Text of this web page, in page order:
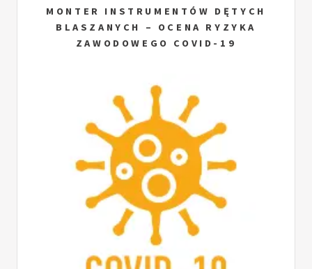
MONTER INSTRUMENTÓW DĘTYCH
BLASZANYCH – OCENA RYZYKA
ZAWODOWEGO COVID-19